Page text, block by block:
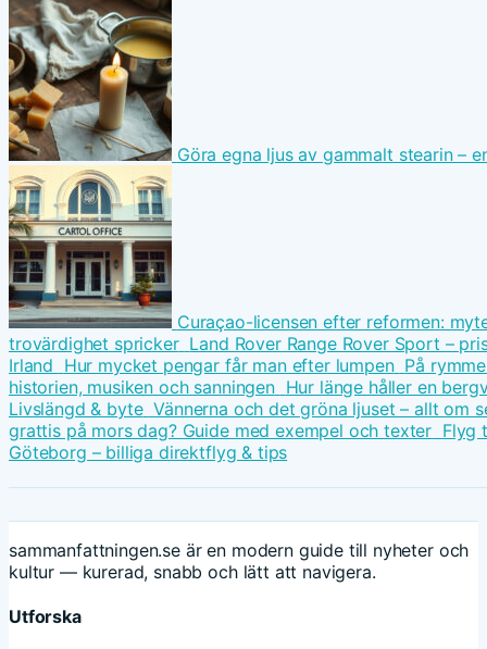
Göra egna ljus av gammalt stearin –
Curaçao-licensen efter reformen:
trovärdighet spricker Land Rover Range Rover Sport –
Irland Hur mycket pengar får man efter lumpen På
historien, musiken och sanningen Hur länge håller en
Livslängd & byte Vännerna och det gröna ljuset – allt om
grattis på mors dag? Guide med exempel och texter Flyg
Göteborg – billiga direktflyg & tips
sammanfattningen.se är en modern guide till nyheter och
kultur — kurerad, snabb och lätt att navigera.
Utforska